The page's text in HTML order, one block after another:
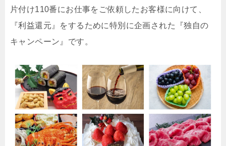
片付け110番にお仕事をご依頼したお客様に向けて、
『利益還元』をするために特別に企画された『独自の
キャンペーン』です。